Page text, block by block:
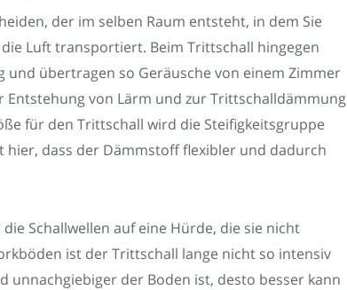
der im selben Raum entsteht, in dem Sie
Luft transportiert. Beim Trittschall hingegen
und übertragen so Geräusche von einem Zimmer
von Lärm und zur Trittschalldämmung
für den Trittschall wird die Steifigkeitsgruppe
hier, dass der Dämmstoff flexibler und dadurch
Schallwellen auf eine Hürde, die sie nicht
ist der Trittschall lange nicht so intensiv
unnachgiebiger der Boden ist, desto besser kann